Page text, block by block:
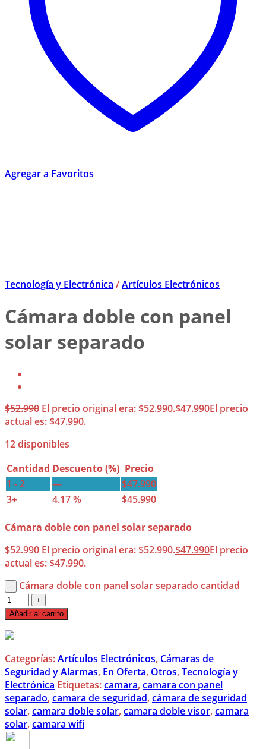
Agregar a Favoritos
Tecnología y Electrónica /Artículos Electrónicos
Cámara doble con panel
solar separado
$52.990 El precio original era: $52.990.$47.990El precio
actual es: $47.990.
12 disponibles
Cantidad Descuento (%) Precio
1 - 2
— $47.990
3+
4.17 % $45.990
Cámara doble con panel solar separado
$52.990 El precio original era: $52.990.$47.990El precio
actual es: $47.990.
Cámara doble con panel solar separado cantidad
Añadir al carrito
Categorías:Artículos Electrónicos, Cámaras de
Seguridad y Alarmas, En Oferta, Otros, Tecnología y
Electrónica Etiquetas:camara, camara con panel
separado, camara de seguridad, cámara de seguridad
solar, camara doble solar, camara doble visor, camara
solar, camara wifi